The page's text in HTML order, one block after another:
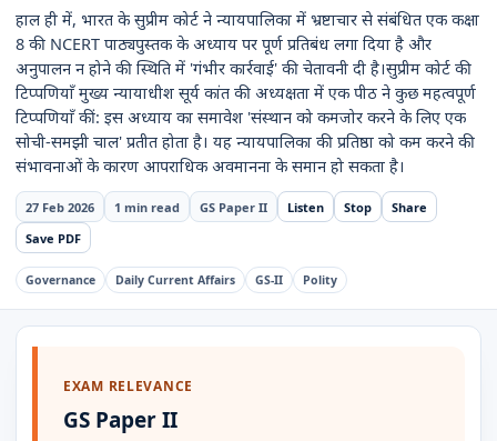
हाल ही में, भारत के सुप्रीम कोर्ट ने न्यायपालिका में भ्रष्टाचार से संबंधित एक कक्षा
8 की NCERT पाठ्यपुस्तक के अध्याय पर पूर्ण प्रतिबंध लगा दिया है और
अनुपालन न होने की स्थिति में 'गंभीर कार्रवाई' की चेतावनी दी है।सुप्रीम कोर्ट की
टिप्पणियाँ मुख्य न्यायाधीश सूर्य कांत की अध्यक्षता में एक पीठ ने कुछ महत्वपूर्ण
टिप्पणियाँ कीं: इस अध्याय का समावेश 'संस्थान को कमजोर करने के लिए एक
सोची-समझी चाल' प्रतीत होता है। यह न्यायपालिका की प्रतिष्ठा को कम करने की
संभावनाओं के कारण आपराधिक अवमानना के समान हो सकता है।
27 Feb 2026 1 min read GS Paper II Listen Stop
Share
Save PDF
Governance Daily Current Affairs GS-II Polity
EXAM RELEVANCE
GS Paper II